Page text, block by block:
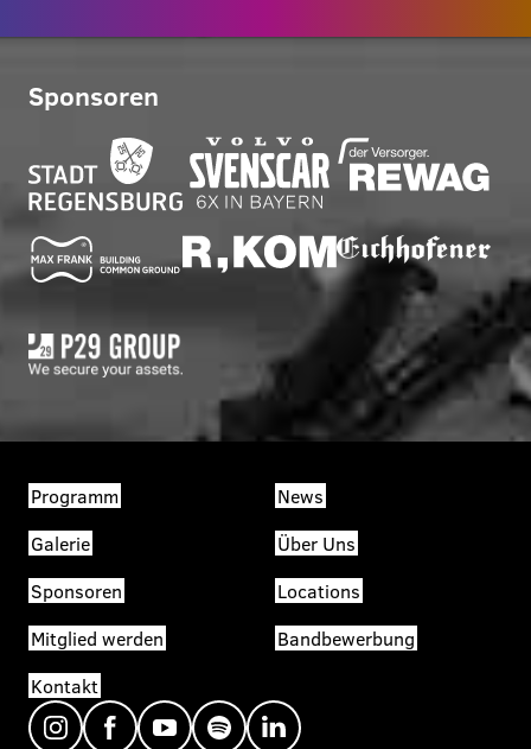
Sponsoren
Programm
News
Galerie
Über Uns
Sponsoren
Locations
Mitglied werden
Bandbewerbung
Kontakt